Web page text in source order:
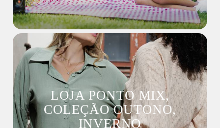
LOJA PONTO MIX,
COLEÇÃO OUTONO,
INVERNO